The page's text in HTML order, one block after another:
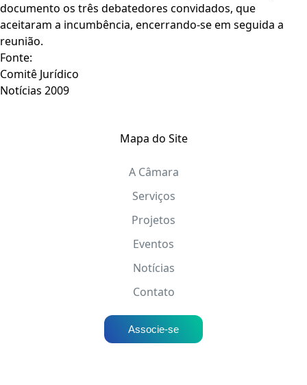
documento os três debatedores convidados, que
aceitaram a incumbência, encerrando-se em seguida a
reunião.
Fonte:
Comitê Jurídico
Notícias 2009
Mapa do Site
A Câmara
Serviços
Projetos
Eventos
Notícias
Contato
Associe-se